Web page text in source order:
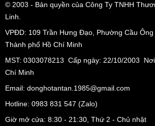
cả những bộ quần áo mang phong
trần. Các chàng trai có thể thoả sức
hay tham gia các hoạt động thể thao
riêng trong mắt người đối diện.
Đặc biệt khi muađồng hồ Citizen
Watch, khách hàng sẽ được miễn phí
và bảo hành 5 năm (bao gồm 1 năm
Tân Tân).
Tân Tân Watch hân hạnh là nhà
© 2003 - Bản quyền của Công Ty TNHH
Linh.
VPĐD: 109 Trần Hưng Đạo, Phường Cầu Ông
Thành phố Hồ Chí Minh
MST: 0303078213 Cấp ngày: 22/10/2003
Chí Minh
Email: donghotantan.1985@gmail.com
Hotline: 0983 831 547 (Zalo)
Giờ mở cửa: 8:30 - 21:30, Thứ 2 - Chủ nhật